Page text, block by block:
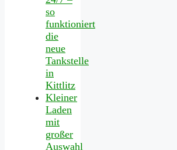
so
funktioniert
die
neue
Tankstelle
in
Kittlitz
Kleiner
Laden
mit
großer
Auswahl